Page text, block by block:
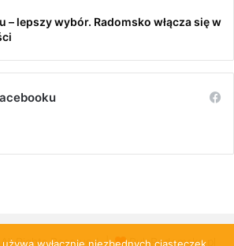
– lepszy wybór. Radomsko włącza się w
Rights Reserved | PulsRadomska.pl